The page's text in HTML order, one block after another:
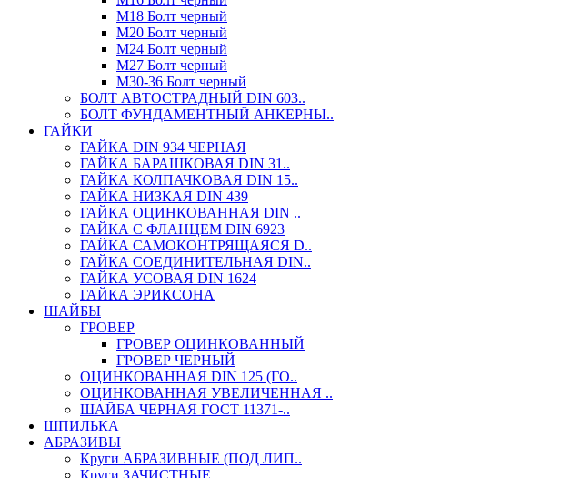
М18 Болт черный
М20 Болт черный
М24 Болт черный
М27 Болт черный
М30-36 Болт черный
БОЛТ АВТОСТРАДНЫЙ DIN 603..
БОЛТ ФУНДАМЕНТНЫЙ АНКЕРНЫ..
ГАЙКИ
ГАЙКА DIN 934 ЧЕРНАЯ
ГАЙКА БАРАШКОВАЯ DIN 31..
ГАЙКА КОЛПАЧКОВАЯ DIN 15..
ГАЙКА НИЗКАЯ DIN 439
ГАЙКА ОЦИНКОВАННАЯ DIN ..
ГАЙКА С ФЛАНЦЕМ DIN 6923
ГАЙКА САМОКОНТРЯЩАЯСЯ D..
ГАЙКА СОЕДИНИТЕЛЬНАЯ DIN..
ГАЙКА УСОВАЯ DIN 1624
ГАЙКА ЭРИКСОНА
ШАЙБЫ
ГРОВЕР
ГРОВЕР ОЦИНКОВАННЫЙ
ГРОВЕР ЧЕРНЫЙ
ОЦИНКОВАННАЯ DIN 125 (ГО..
ОЦИНКОВАННАЯ УВЕЛИЧЕННАЯ ..
ШАЙБА ЧЕРНАЯ ГОСТ 11371-..
ШПИЛЬКА
АБРАЗИВЫ
Круги АБРАЗИВНЫЕ (ПОД ЛИП..
Круги ЗАЧИСТНЫЕ